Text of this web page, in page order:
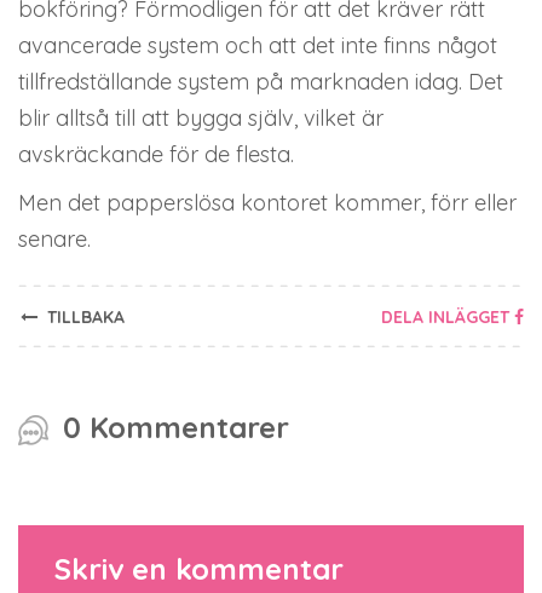
bokföring? Förmodligen för att det kräver rätt
avancerade system och att det inte finns något
tillfredställande system på marknaden idag. Det
blir alltså till att bygga själv, vilket är
avskräckande för de flesta.
Men det papperslösa kontoret kommer, förr eller
senare.
TILLBAKA DELA INLÄGGET
0 Kommentarer
Skriv en kommentar